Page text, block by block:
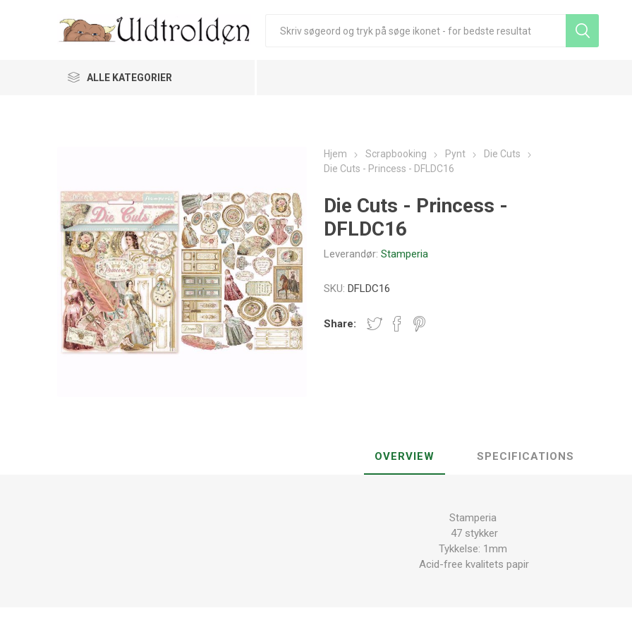
ALLE KATEGORIER
Hjem Scrapbooking Pynt
Die Cuts
Die Cuts - Princess - DFLDC16
Die Cuts - Princess -
DFLDC16
Leverandør: Stamperia
SKU: DFLDC16
Share:
OVERVIEW SPECIFICATIONS
Stamperia
47 stykker
Tykkelse: 1mm
Acid-free kvalitets papir